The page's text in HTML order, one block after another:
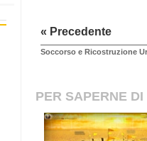
« Precedente
Soccorso e Ricostruzione
PER SAPERNE DI